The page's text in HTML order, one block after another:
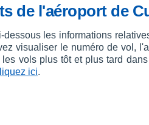
de l'aéroport de
dessous les informations
visualiser le numéro de vol,
les vols plus tôt et plus tard
ici.